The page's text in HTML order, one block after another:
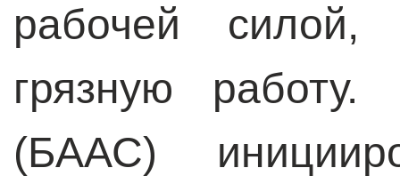
рабочей
грязную
(БААС)